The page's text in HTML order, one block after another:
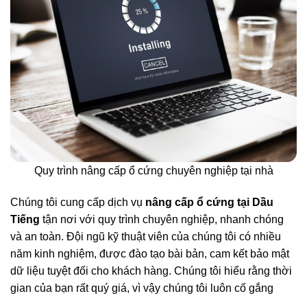
Quy trình nâng cấp ổ cứng chuyên nghiệp tại nhà
Chúng tôi cung cấp dịch vụ nâng cấp ổ cứng tại Dầu
Tiếng tận nơi với quy trình chuyên nghiệp, nhanh chóng
và an toàn. Đội ngũ kỹ thuật viên của chúng tôi có nhiều
năm kinh nghiệm, được đào tạo bài bản, cam kết bảo mật
dữ liệu tuyệt đối cho khách hàng. Chúng tôi hiểu rằng thời
gian của bạn rất quý giá, vì vậy chúng tôi luôn cố gắng